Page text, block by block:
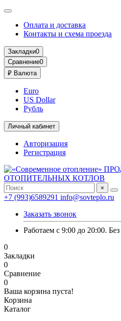
Оплата и доставка
Контакты и схема проезда
Закладки0
Сравнение0
₽ Валюта
Euro
US Dollar
Рубль
Личный кабинет
Авторизация
Регистрация
×
+7 (993)6589291 info@sovteplo.ru
Заказать звонок
Работаем с 9:00 до 20:00.
0
Закладки
0
Сравнение
0
Ваша корзина пуста!
Корзина
Каталог